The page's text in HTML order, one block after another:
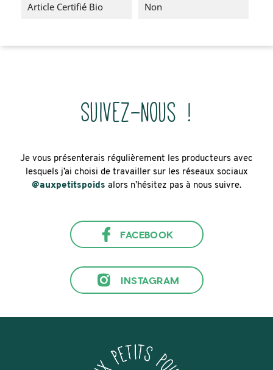
Article Certifié Bio Non
Suivez-nous !
Je vous présenterais régulièrement les producteurs avec
lesquels j’ai choisi de travailler sur les réseaux sociaux
@auxpetitspoids alors n’hésitez pas à nous suivre.
FACEBOOK
INSTAGRAM